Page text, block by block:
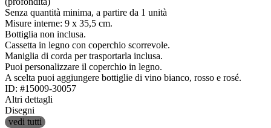
Senza quantità minima, a partire da 1 unità
Misure interne: 9 x 35,5 cm.
Bottiglia non inclusa.
Cassetta in legno con coperchio scorrevole.
Maniglia di corda per trasportarla inclusa.
Puoi personalizzare il coperchio in legno.
A scelta puoi aggiungere bottiglie di vino bianco, rosso e rosé.
ID: #15009-30057
Altri dettagli
Disegni
vedi tutti